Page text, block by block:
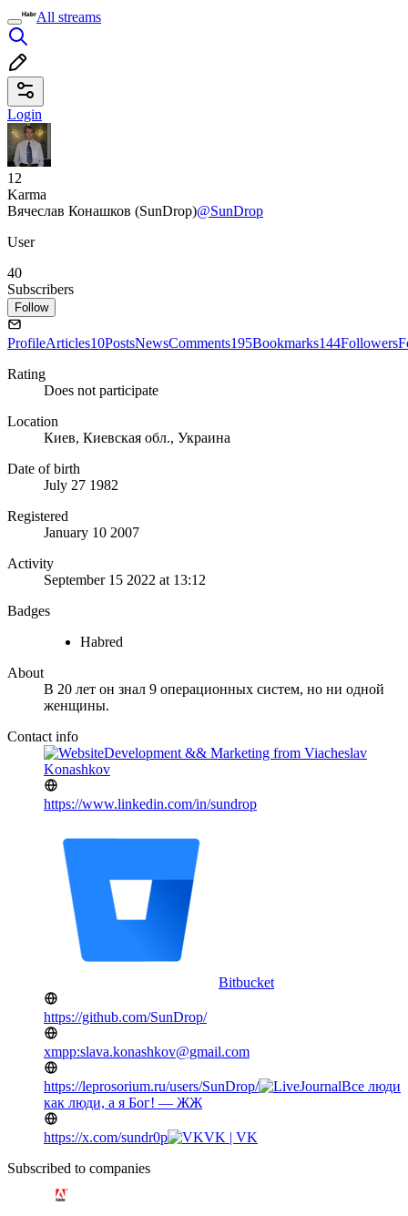
All streams
Login
12
Karma
Вячеслав Конашков (SunDrop)@SunDrop
User
40
Subscribers
Follow
ProfileArticles10PostsNewsComments195Bookmarks144Followers
Rating
Does not participate
Location
Киев, Киевская обл., Украина
Date of birth
July 27 1982
Registered
January 10 2007
Activity
September 15 2022 at 13:12
Badges
Habred
About
В 20 лет он знал 9 операционных систем, но ни одной
женщины.
Contact info
Development && Marketing from Viacheslav
Konashkov
https://www.linkedin.com/in/sundrop
Bitbucket
https://github.com/SunDrop/
xmpp:slava.konashkov@gmail.com
https://leprosorium.ru/users/SunDrop/
Все люди
как люди, а я Бог! — ЖЖ
https://x.com/sundr0p
VK | VK
Subscribed to companies